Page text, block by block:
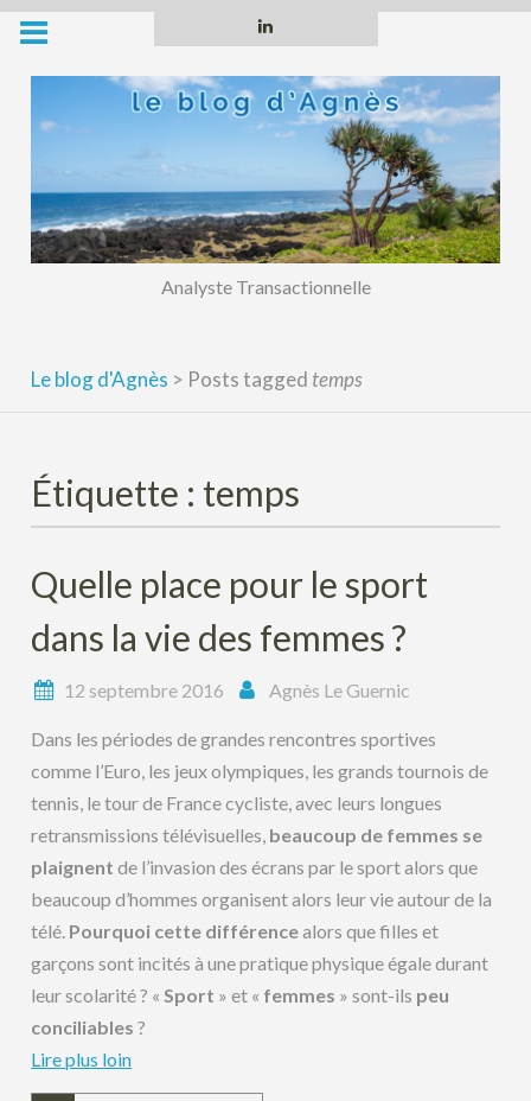
Skip
content
Analyste Transactionnelle
Le blog d'Agnès > Posts tagged temps
Étiquette : temps
Quelle place pour le sport
dans la vie des femmes ?
12 septembre 2016 Agnès Le Guernic
Dans les périodes de grandes rencontres sportives
comme l’Euro, les jeux olympiques, les grands tournois de
tennis, le tour de France cycliste, avec leurs longues
retransmissions télévisuelles, beaucoup de femmes se
plaignent de l’invasion des écrans par le sport alors que
beaucoup d’hommes organisent alors leur vie autour de la
télé. Pourquoi cette différencealors que filles et
garçons sont incités à une pratique physique égale durant
leur scolarité ? «Sport » et « femmes » sont-ils peu
conciliables ?
Lire plus loin